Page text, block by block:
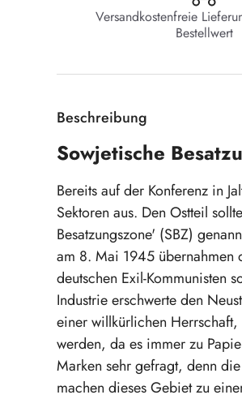
Versandkostenfreie
Bestellwert
Beschreibung
Sowjetische
Bereits auf der Konferenz in
Sektoren aus. Den Ostteil
Besatzungszone' (SBZ)
am 8. Mai 1945 übernahmen
deutschen Exil-Kommunisten
Industrie erschwerte den
einer willkürlichen
werden, da es immer zu
Marken sehr gefragt, denn
machen dieses Gebiet zu